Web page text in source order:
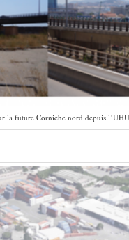
la future Corniche nord depuis